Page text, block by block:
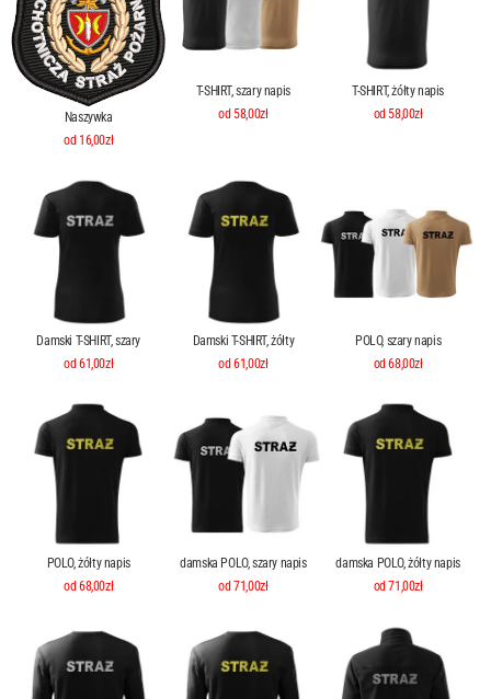
Naszywka
od 16,00zł
T-SHIRT, szary napis
od 58,00zł
T-SHIRT, żółty napis
od 58,00zł
Damski T-SHIRT, szary
od 61,00zł
Damski T-SHIRT, żółty
od 61,00zł
POLO, szary napis
od 68,00zł
POLO, żółty napis
od 68,00zł
damska POLO, szary napis
od 71,00zł
damska POLO, żółty napis
od 71,00zł